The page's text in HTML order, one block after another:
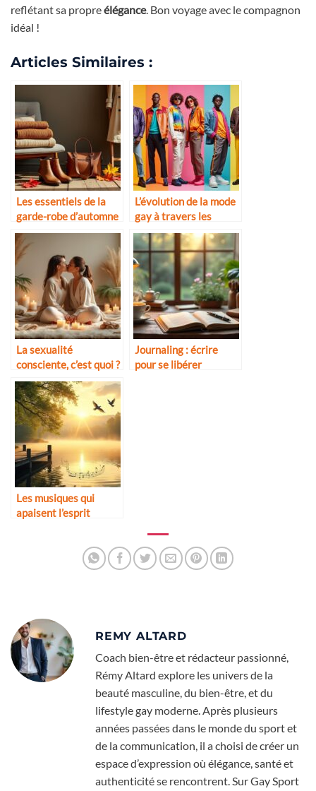
reflétant sa propreélégance. Bon voyage avec le compagnon
idéal !
Articles Similaires :
Les essentiels de la
garde-robe d’automne
L’évolution de la mode
gay à travers les
décennies
La sexualité
consciente, c’est quoi ?
Journaling : écrire
pour se libérer
Les musiques qui
apaisent l’esprit
REMY ALTARD
Coach bien-être et rédacteur passionné,
Rémy Altard explore les univers de la
beauté masculine, du bien-être, et du
lifestyle gay moderne. Après plusieurs
années passées dans le monde du sport et
de la communication, il a choisi de créer un
espace d’expression où élégance, santé et
authenticité se rencontrent. Sur Gay Sport